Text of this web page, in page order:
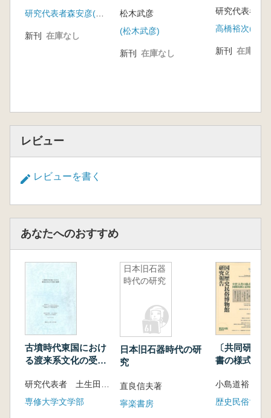
に関する史料学的研
新刊 在庫なし
松木武彦
(松木武彦)
新刊 在庫なし
研究代表者 高
新刊 在庫なし
レビュー
レビューを書く
あなたへのおすすめ
古墳時代東国におけ
る渡来系文化の受容
専修大学文学部
日本旧石器
時代の研究
日本旧石器時代の研
究
直良信夫著
寧楽書房
〔共同研究
書の様式と
関する研究
小島道裕 編
歴史民俗博物